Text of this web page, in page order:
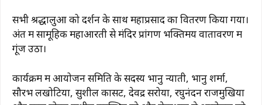
सभी श्रद्धालुओं को दर्शन के साथ महाप्रसाद का वितरण किया गया।
अंत में सामूहिक महाआरती से मंदिर प्रांगण भक्तिमय वातावरण में
गूंज उठा।
कार्यक्रम में आयोजन समिति के सदस्य भानु न्याती, भानु शर्मा,
सौरभ लखोटिया, सुशील कासट, देवेंद्र सरोया, रघुनंदन राजमुखिया